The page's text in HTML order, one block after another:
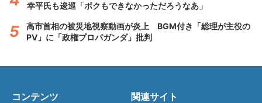
幸平氏も逡巡「ボクもできなかっただろうなあ」
高市首相の被災地視察動画が炎上 BGM付き「総理が主役の
PV」に「政権プロパガンダ」批判
コンテンツ 関連サイト